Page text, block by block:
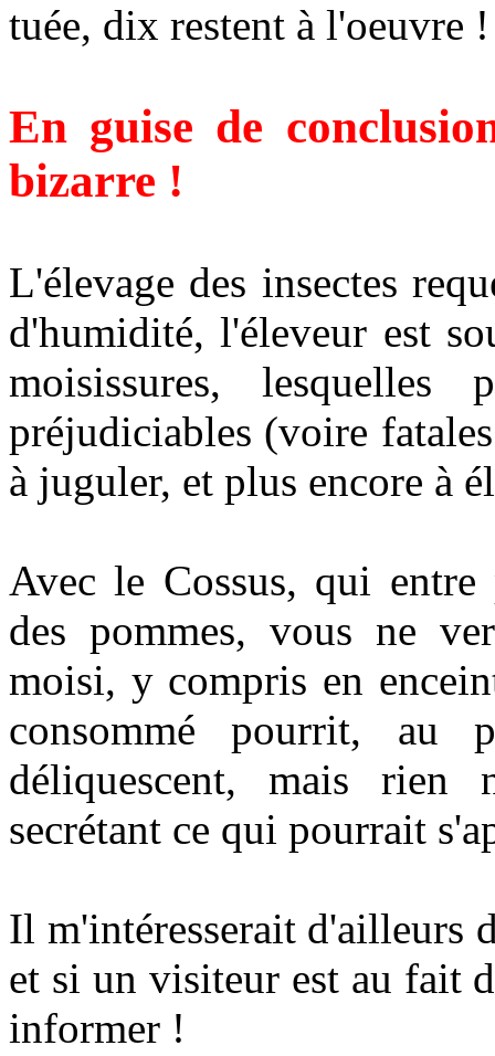
tuée, dix restent à l'oeuvre !
En guise de
bizarre !
L'élevage des insectes
d'humidité, l'éleveur est
moisissures, lesquelles
préjudiciables (voire
à juguler, et plus encore à
Avec le Cossus, qui entre
des pommes, vous ne
moisi, y compris en
consommé pourrit, au
déliquescent, mais rien
secrétant ce qui pourrait
Il m'intéresserait d'ailleurs
et si un visiteur est au fait
informer !